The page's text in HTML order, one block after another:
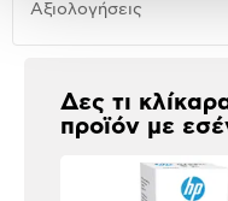
Αξιολογήσεις
Δες τι
προϊόν με